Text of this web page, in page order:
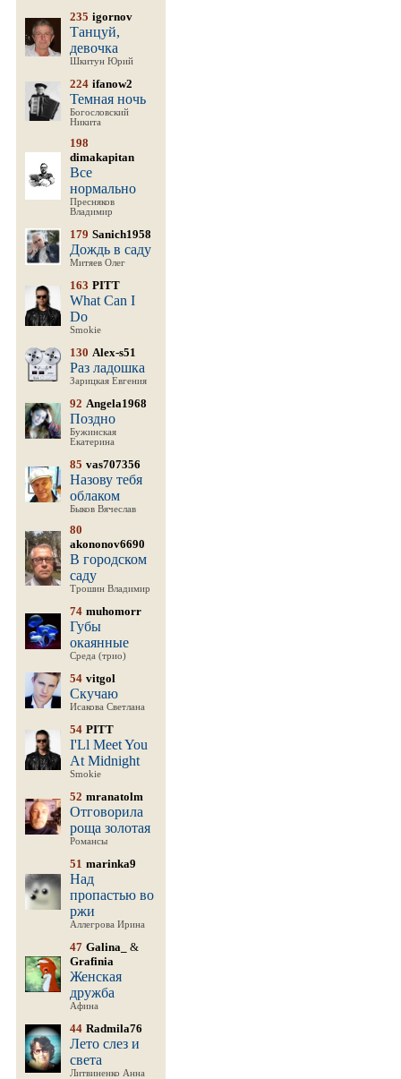
235 igornov
Танцуй,
девочка
Шкитун Юрий
224 ifanow2
Темная ночь
Богословский
Никита
198
dimakapitan
Все
нормально
Пресняков
Владимир
179 Sanich1958
Дождь в саду
Митяев Олег
163 PITT
What Can I
Do
Smokie
130 Alex-s51
Раз ладошка
Зарицкая Евгения
92 Angela1968
Поздно
Бужинская
Екатерина
85 vas707356
Назову тебя
облаком
Быков Вячеслав
80
akononov6690
В городском
саду
Трошин Владимир
74 muhomorr
Губы
окаянные
Среда (трио)
54 vitgol
Скучаю
Исакова Светлана
54 PITT
I'Ll Meet You
At Midnight
Smokie
52 mranatolm
Отговорила
роща золотая
Романсы
51 marinka9
Над
пропастью во
ржи
Аллегрова Ирина
47 Galina_
&
Grafinia
Женская
дружба
Афина
44 Radmila76
Лето слез и
света
Литвиненко Анна